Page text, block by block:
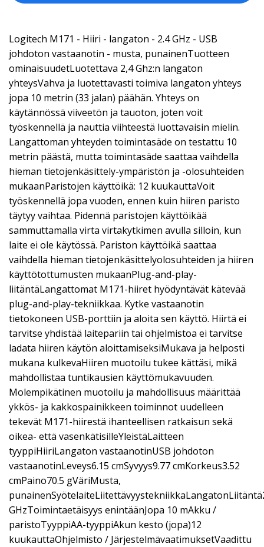
Logitech M171 - Hiiri - langaton - 2.4 GHz - USB
johdoton vastaanotin - musta, punainenTuotteen
ominaisuudetLuotettava 2,4 Ghz:n langaton
yhteysVahva ja luotettavasti toimiva langaton yhteys
jopa 10 metrin (33 jalan) päähän. Yhteys on
käytännössä viiveetön ja tauoton, joten voit
työskennellä ja nauttia viihteestä luottavaisin mielin.
Langattoman yhteyden toimintasäde on testattu 10
metrin päästä, mutta toimintasäde saattaa vaihdella
hieman tietojenkäsittely-ympäristön ja -olosuhteiden
mukaanParistojen käyttöikä: 12 kuukauttaVoit
työskennellä jopa vuoden, ennen kuin hiiren paristo
täytyy vaihtaa. Pidennä paristojen käyttöikää
sammuttamalla virta virtakytkimen avulla silloin, kun
laite ei ole käytössä. Pariston käyttöikä saattaa
vaihdella hieman tietojenkäsittelyolosuhteiden ja hiiren
käyttötottumusten mukaanPlug-and-play-
liitäntäLangattomat M171-hiiret hyödyntävät kätevää
plug-and-play-tekniikkaa. Kytke vastaanotin
tietokoneen USB-porttiin ja aloita sen käyttö. Hiirtä ei
tarvitse yhdistää laitepariin tai ohjelmistoa ei tarvitse
ladata hiiren käytön aloittamiseksiMukava ja helposti
mukana kulkevaHiiren muotoilu tukee kättäsi, mikä
mahdollistaa tuntikausien käyttömukavuuden.
Molempikätinen muotoilu ja mahdollisuus määrittää
ykkös- ja kakkospainikkeen toiminnot uudelleen
tekevät M171-hiirestä ihanteellisen ratkaisun sekä
oikea- että vasenkätisilleYleistäLaitteen
tyyppiHiiriLangaton vastaanotinUSB johdoton
vastaanotinLeveys6.15 cmSyvyys9.77 cmKorkeus3.52
cmPaino70.5 gVäriMusta,
GHzToimintaetäisyys enintäänJopa 10 mAkku /
paristoTyyppiAA-tyyppiAkun kesto (jopa)12
kuukauttaOhjelmisto / JärjestelmävaatimuksetVaadittu